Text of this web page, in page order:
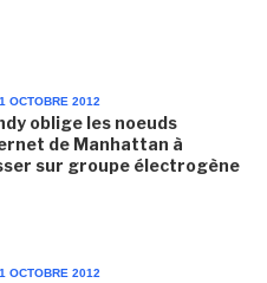
OCTOBRE 2012
oblige les noeuds
de Manhattan à
sur groupe électrogène
OCTOBRE 2012